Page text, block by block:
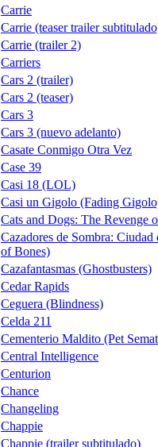
Carrie
Carrie (teaser trailer
Carrie (trailer 2)
Carriers
Cars 2 (trailer)
Cars 2 (teaser)
Cars 3
Cars 3 (nuevo adelanto)
Casate Conmigo Otra Vez
Case 39
Casi 18 (LOL)
Casi un Gigolo (Fading
Cats and Dogs: The Revenge
Cazadores de Sombra:
of Bones)
Cazafantasmas (Ghostbusters)
Cedar Rapids
Ceguera (Blindness)
Celda 211
Cementerio Maldito (Pet
Central Intelligence
Centurion
Chance
Changeling
Chappie
Chappie (trailer subtitulado)